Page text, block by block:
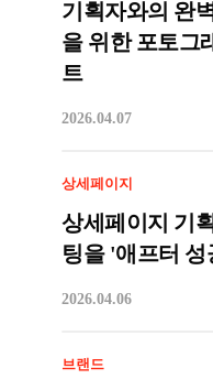
기획자와의 완
을 위한 포토그
트
2026.04.07
상세페이지
상세페이지 기
팅을 '애프터 성
2026.04.06
브랜드